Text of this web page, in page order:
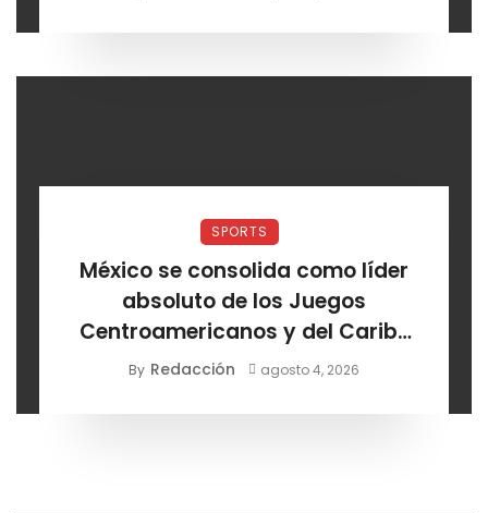
SPORTS
México se consolida como líder
absoluto de los Juegos
Centroamericanos y del Caribe
Santo Domingo 2026
By Redacción agosto 4, 2026